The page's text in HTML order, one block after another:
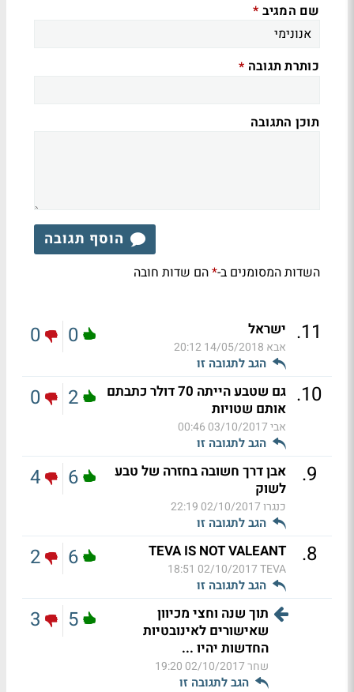
שם המגיב *
כותרת תגובה *
תוכן התגובה
הוסף תגובה
השדות המסומנים ב-*הם שדות חובה
11
. ישראל
אבא 14/05/2018 20:12
הגב לתגובה זו
0
0
10
.
גם שטבע הייתה 70 דולר כתבתם
אותם שטויות
אבי03/10/2017 00:46
הגב לתגובה זו
2
0
9
.
אבן דרך חשובה בחזרה של טבע
לשוק
כנגרו02/10/2017 22:19
הגב לתגובה זו
6
4
8
.
TEVA IS NOT VALEANT
TEVA
02/10/2017 18:51
הגב לתגובה זו
6
2
תוך שנה וחצי מכיוון
שאישורים לאינובטיות
החדשות יהיו ...
שחר02/10/2017 19:20
הגב לתגובה זו
5
3